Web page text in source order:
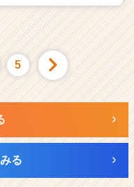
5
る